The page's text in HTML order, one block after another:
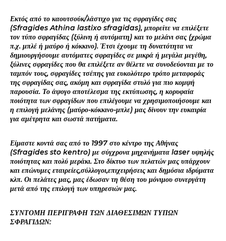
Εκτός από το καουτσούκ/λάστιχο για τις σφραγίδες σας
(Sfragides Athina lastixo sfragidas), μπορείτε να επιλέξετε
τον τύπο σφραγίδας (ξύλινη ή αυτόματη) και το μελάνι σας (χρώμα
π.χ. μπλέ ή μαύρο ή κόκκινο). Έτσι έχουμε τη δυνατότητα να
δημιουργήσουμε αυτόματες σφραγίδες σε μικρά ή μεγάλα μεγέθη,
ξύλινες σφραγίδες που θα επιλέξετε αν θέλετε να συνοδεύονται με το
ταμπόν τους, σφραγίδες τσέπης για ευκολότερο τρόπο μεταφοράς
της σφραγίδας σας, ακόμη και σφραγίδα στυλό για πιο κομψή
παρουσία. Το άψογο αποτέλεσμα της εκτύπωσης, η κορυφαία
ποιότητα των σφραγίδων που επιλέγουμε να χρησιμοποιήσουμε και
η επιλογή μελάνης (μαύρο-κόκκινο-μπλε) μας δίνουν την ευκαιρία
για αμέτρητα και σωστά πατήματα.
Είμαστε κοντά σας από το 1997 στο κέντρο της Αθήνας
(Sfragides sto kentro) με σύγχρονα μηχανήματα laser υψηλής
ποιότητας και πολύ μεράκι. Στο δίκτυο των πελατών μας υπάρχουν
και επώνυμες εταιρείες,σύλλογοι,επιχειρήσεις και δημόσια ιδρύματα
κλπ. Οι πελάτες μας, μας έδωσαν τη θέση του μόνιμου συνεργάτη
μετά από της επιλογή των υπηρεσιών μας.
ΣΥΝΤΟΜΗ ΠΕΡΙΓΡΑΦΗ ΤΩΝ ΔΙΑΘΕΣΙΜΩΝ ΤΥΠΩΝ
ΣΦΡΑΓΙΔΩΝ: